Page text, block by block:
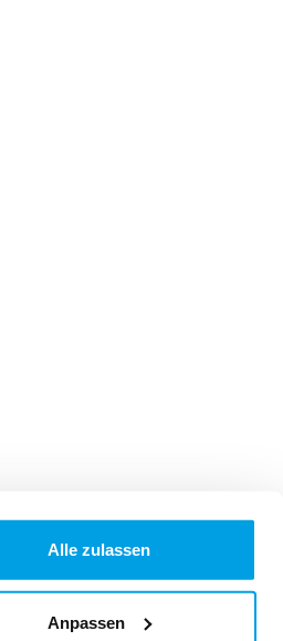
Alle zulassen
Anpassen